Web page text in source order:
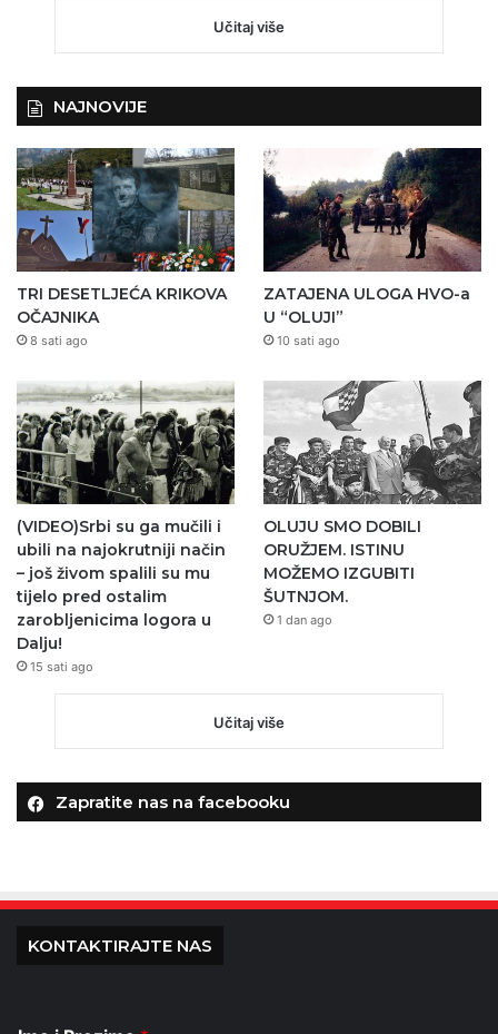
Učitaj više
NAJNOVIJE
TRI DESETLJEĆA KRIKOVA
OČAJNIKA
8 sati ago
ZATAJENA ULOGA HVO-a
U “OLUJI”
10 sati ago
(VIDEO)Srbi su ga mučili i
ubili na najokrutniji način
– još živom spalili su mu
tijelo pred ostalim
zarobljenicima logora u
Dalju!
15 sati ago
OLUJU SMO DOBILI
ORUŽJEM. ISTINU
MOŽEMO IZGUBITI
ŠUTNJOM.
1 dan ago
Učitaj više
Zapratite nas na facebooku
KONTAKTIRAJTE NAS